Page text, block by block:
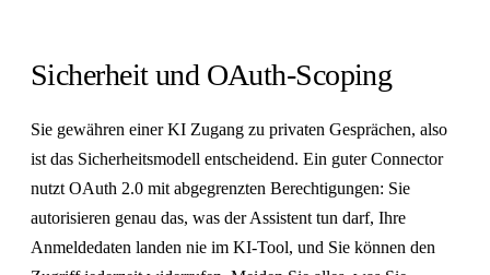
Sicherheit und OAuth-Scoping
Sie gewähren einer KI Zugang zu privaten Gesprächen, also
ist das Sicherheitsmodell entscheidend. Ein guter Connector
nutzt OAuth 2.0 mit abgegrenzten Berechtigungen: Sie
autorisieren genau das, was der Assistent tun darf, Ihre
Anmeldedaten landen nie im KI-Tool, und Sie können den